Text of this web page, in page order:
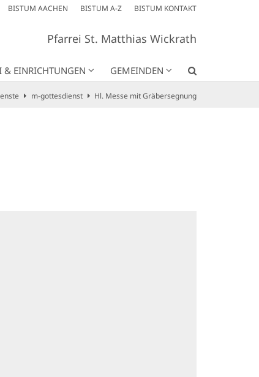
BISTUM AACHEN BISTUM A-Z BISTUM KONTAKT
Pfarrei St. Matthias Wickrath
& EINRICHTUNGEN GEMEINDEN
m-gottesdienst Hl. Messe mit Gräbersegnung